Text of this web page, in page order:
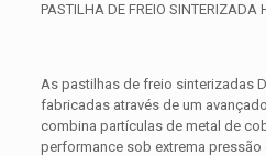
PASTILHA DE FREIO SINTERIZADA
As pastilhas de freio sinterizadas
fabricadas através de um
combina partículas de metal de
performance sob extrema pressão